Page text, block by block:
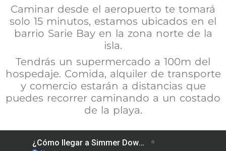
Caminar desde el aeropuerto te tomará
solo 15 minutos, estamos ubicados en el
barrio Sarie Bay en la zona norte de la
isla.
Tendrás un supermercado a 100m del
hospedaje. Comida, alquiler de transporte
y comercio estarán a distancias que
puedes recorrer caminando a un costado
de la playa.